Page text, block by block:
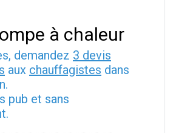
à chaleur
demandez 3 devis
aux chauffagistes dans
pub et sans